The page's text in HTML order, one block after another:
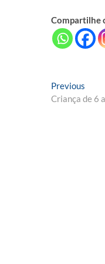
Compartilhe
de
Previous
post:
Criança de 6